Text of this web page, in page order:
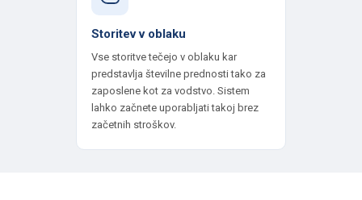
Storitev v oblaku
Vse storitve tečejo v oblaku kar
predstavlja številne prednosti tako za
zaposlene kot za vodstvo. Sistem
lahko začnete uporabljati takoj brez
začetnih stroškov.